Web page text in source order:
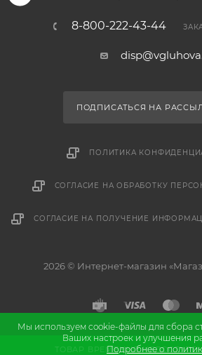
ТОВАР ВРЕМЕННО
8-800-222-43-44
ПОДПИСАТЬСЯ НА
ПОЛИТИКА
СОГЛАСИЕ НА ОБРАБОТКУ
СОГЛАСИЕ НА ПОЛУЧЕНИЕ
2026 © Интернет-магазин
Разработкаи
Мы используем cookie-файлы для сбора
Ваших настроек и улучшения
Подробнее о